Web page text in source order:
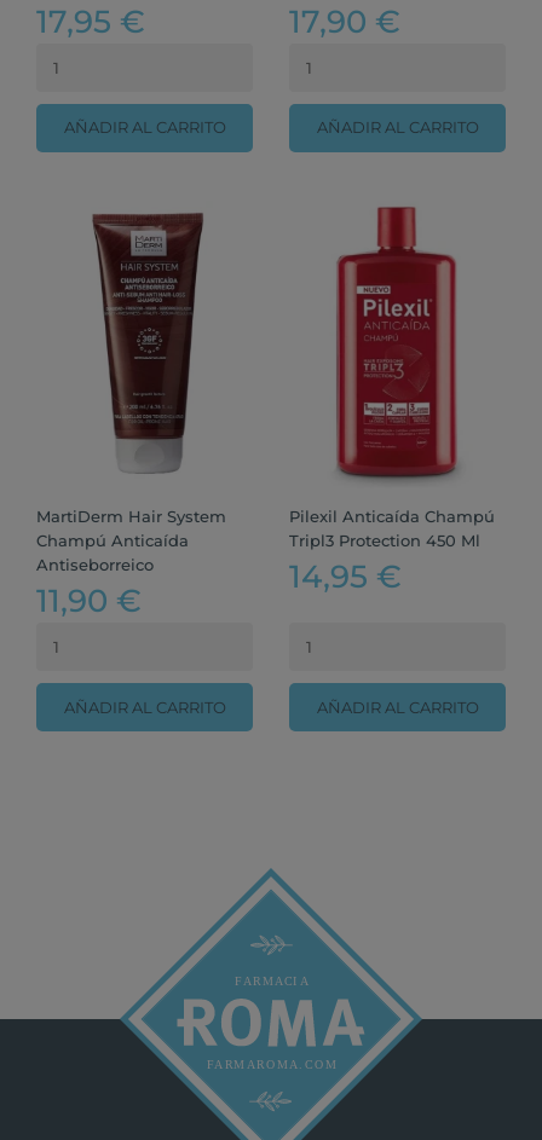
17,95 €
AÑADIR AL CARRITO
17,90 €
AÑADIR AL CARRITO
MartiDerm Hair System
Champú Anticaída
Antiseborreico
11,90 €
AÑADIR AL CARRITO
Pilexil Anticaída Champú
Tripl3 Protection 450 Ml
14,95 €
AÑADIR AL CARRITO